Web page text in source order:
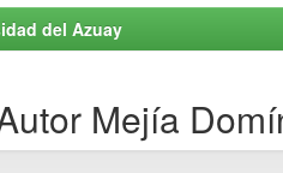
del Azuay
Mejía